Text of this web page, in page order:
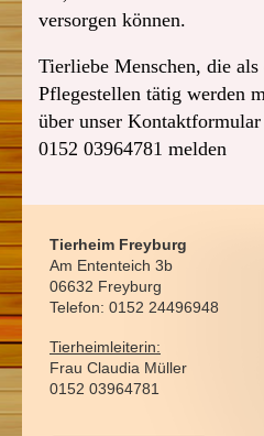
versorgen können.
Tierliebe Menschen, die
Pflegestellen tätig werden
über unser
0152 03964781 melden
Tierheim Freyburg
Am Ententeich 3b
06632 Freyburg
Telefon: 0152 24496948
Tierheimleiterin:
Frau Claudia Müller
0152 03964781